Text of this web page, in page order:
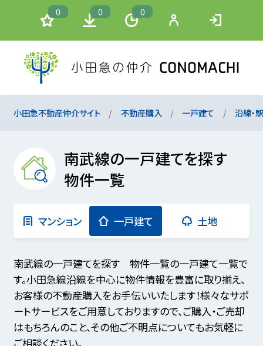
0 0 0
小田急不動産仲介サイト 不動産購入 一戸建て 沿線・
南武線の一戸建てを探す
物件一覧
マンション 一戸建て 土地
南武線の一戸建てを探す 物件一覧の一戸建て一覧で
す。小田急線沿線を中心に物件情報を豊富に取り揃え、
お客様の不動産購入をお手伝いいたします！様々なサポ
ートサービスをご用意しておりますので、ご購入・ご売却
はもちろんのこと、その他ご不明点についてもお気軽に
ご相談ください。